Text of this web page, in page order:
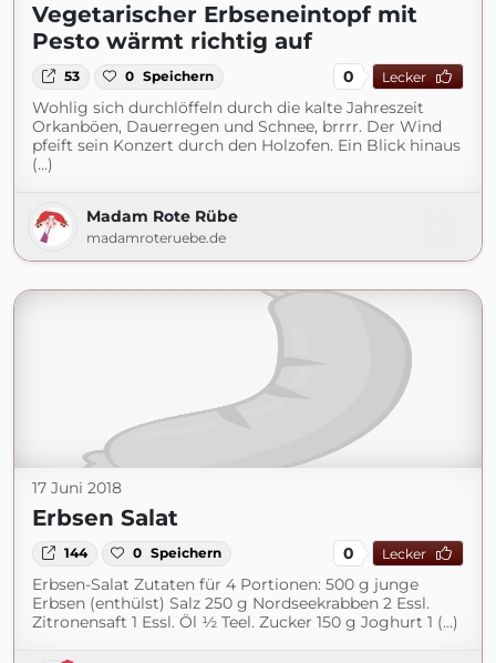
Vegetarischer Erbseneintopf mit
Pesto wärmt richtig auf
53 0 Speichern 0 Lecker
Wohlig sich durchlöffeln durch die kalte Jahreszeit
Orkanböen, Dauerregen und Schnee, brrrr. Der Wind
pfeift sein Konzert durch den Holzofen. Ein Blick hinaus
(...)
Madam Rote Rübe
madamroteruebe.de
17 Juni 2018
Erbsen Salat
144 0 Speichern 0 Lecker
Erbsen-Salat Zutaten für 4 Portionen: 500 g junge
Erbsen (enthülst) Salz 250 g Nordseekrabben 2 Essl.
Zitronensaft 1 Essl. Öl ½ Teel. Zucker 150 g Joghurt 1 (...)